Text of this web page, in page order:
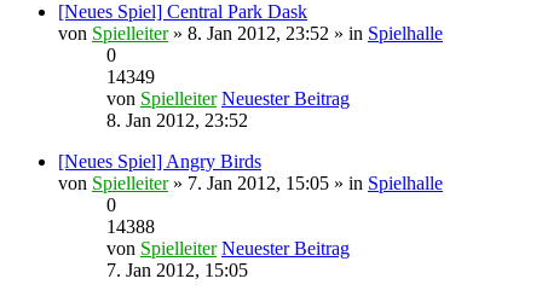
[Neues Spiel] Central Park Dask
von Spielleiter» 8. Jan 2012, 23:52 » in Spielhalle
0
14349
von Spielleiter Neuester Beitrag
8. Jan 2012, 23:52
[Neues Spiel] Angry Birds
von Spielleiter» 7. Jan 2012, 15:05 » in Spielhalle
0
14388
von Spielleiter Neuester Beitrag
7. Jan 2012, 15:05